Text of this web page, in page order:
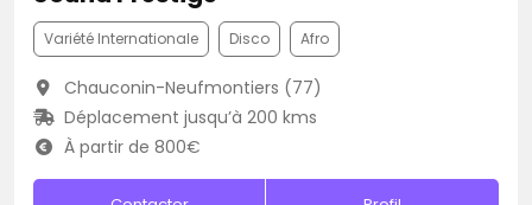
Variété Internationale Disco Afro
Chauconin-Neufmontiers (77)
Déplacement jusqu’à 200 kms
À partir de 800€